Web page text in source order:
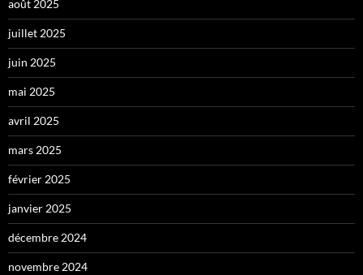
août 2025
juillet 2025
juin 2025
mai 2025
avril 2025
mars 2025
février 2025
janvier 2025
décembre 2024
novembre 2024